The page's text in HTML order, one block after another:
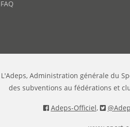
FAQ
L'Adeps, Administration générale du
des subventions au fédérations et
Adeps-Officiel,